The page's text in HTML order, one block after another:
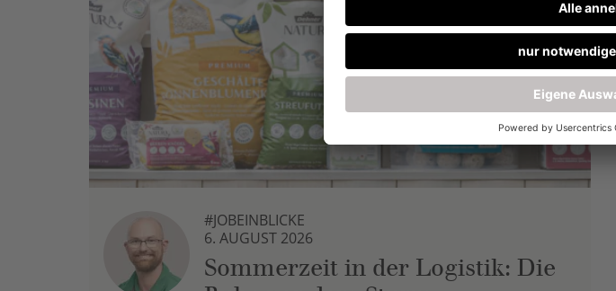
#JOBEINBLICKE
6. AUGUST 2026
Sommerzeit in der Logistik: Die